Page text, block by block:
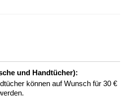
und Handtücher):
können auf Wunsch für 30 €